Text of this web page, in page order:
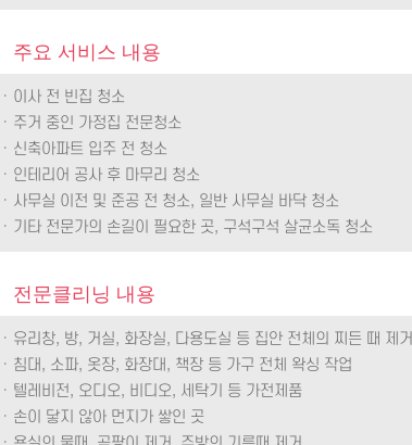
주요 서비스 내용
· 이사 전 빈집 청소
· 주거 중인 가정집 전문청소
· 신축아파트 입주 전 청소
· 인테리어 공사 후 마무리 청소
· 사무실 이전 및 준공 전 청소, 일반 사무실 바닥 청소
· 기타 전문가의 손길이 필요한 곳, 구석구석 살균소독 청소
전문클리닝 내용
· 유리창, 방, 거실, 화장실, 다용도실 등 집안 전체의 찌든 때 제거
· 침대, 소파, 옷장, 화장대, 책장 등 가구 전체 왁싱 작업
· 텔레비전, 오디오, 비디오, 세탁기 등 가전제품
· 손이 닿지 않아 먼지가 쌓인 곳